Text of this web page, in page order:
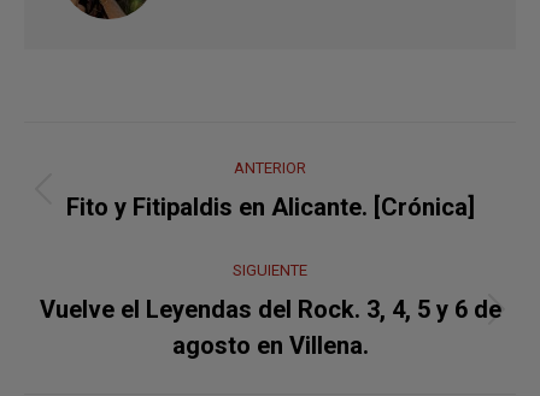
entre
publicaciones
ANTERIOR
Publicación
Fito y Fitipaldis en Alicante. [Crónica]
SIGUIENTE
Publicación
siguiente:
Vuelve el Leyendas del Rock. 3, 4, 5 y 6 de
agosto en Villena.